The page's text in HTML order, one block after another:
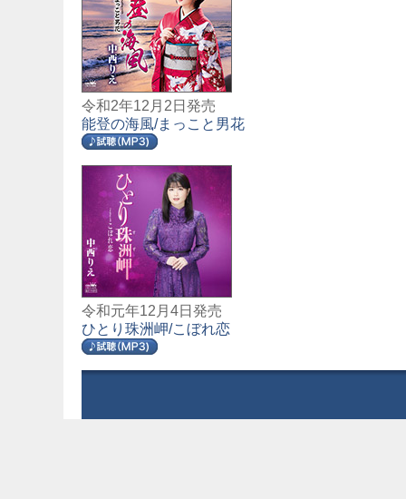
令和2年12月2日発売
能登の海風/まっこと男花
令和元年12月4日発売
ひとり珠洲岬/こぼれ恋